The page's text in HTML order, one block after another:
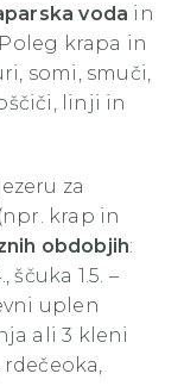
voda in
. Poleg krapa in
somi, smuči,
linji in
za
(npr. krap in
obdobjih:
ščuka 1.5. –
uplen
ali 3 kleni